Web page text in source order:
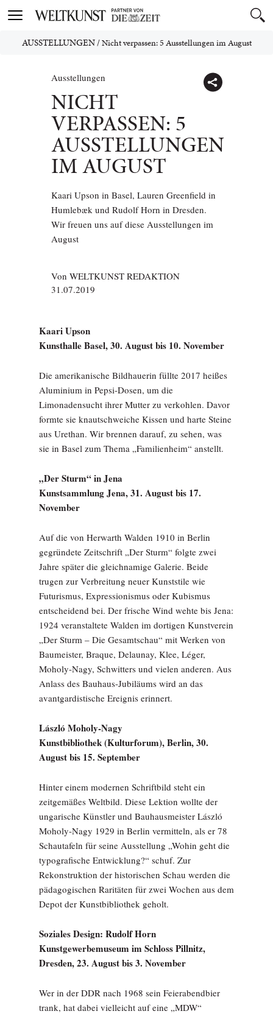
Toggle
AUSSTELLUNGEN/Nicht verpassen: 5 Ausstellungen im August
Ausstellungen
NICHT
VERPASSEN: 5
AUSSTELLUNGEN
IM AUGUST
Kaari Upson in Basel, Lauren Greenfield in
Humlebæk und Rudolf Horn in Dresden.
Wir freuen uns auf diese Ausstellungen im
August
Von WELTKUNST REDAKTION
31.07.2019
Kaari Upson
Kunsthalle Basel, 30. August bis 10. November
Die amerikanische Bildhauerin füllte 2017 heißes
Aluminium in Pepsi-Dosen, um die
Limonadensucht ihrer Mutter zu verkohlen. Davor
formte sie knautschweiche Kissen und harte Steine
aus Urethan. Wir brennen darauf, zu sehen, was
sie in Basel zum Thema „Familienheim“ anstellt.
„Der Sturm“ in Jena
Kunstsammlung Jena, 31. August bis 17.
November
Auf die von Herwarth Walden 1910 in Berlin
gegründete Zeitschrift „Der Sturm“ folgte zwei
Jahre später die gleichnamige Galerie. Beide
trugen zur Verbreitung neuer Kunststile wie
Futurismus, Expressionismus oder Kubismus
entscheidend bei. Der frische Wind wehte bis Jena:
1924 veranstaltete Walden im dortigen Kunstverein
„Der Sturm – Die Gesamtschau“ mit Werken von
Baumeister, Braque, Delaunay, Klee, Léger,
Moholy-Nagy, Schwitters und vielen anderen. Aus
Anlass des Bauhaus-Jubiläums wird an das
avantgardistische Ereignis erinnert.
László Moholy-Nagy
Kunstbibliothek (Kulturforum), Berlin, 30.
August bis 15. September
Hinter einem modernen Schriftbild steht ein
zeitgemäßes Weltbild. Diese Lektion wollte der
ungarische Künstler und Bauhausmeister László
Moholy-Nagy 1929 in Berlin vermitteln, als er 78
Schautafeln für seine Ausstellung „Wohin geht die
typografische Entwicklung?“ schuf. Zur
Rekonstruktion der historischen Schau werden die
pädagogischen Raritäten für zwei Wochen aus dem
Depot der Kunstbibliothek geholt.
Soziales Design: Rudolf Horn
Kunstgewerbemuseum im Schloss Pillnitz,
Dresden, 23. August bis 3. November
Wer in der DDR nach 1968 sein Feierabendbier
trank, hat dabei vielleicht auf eine „MDW“